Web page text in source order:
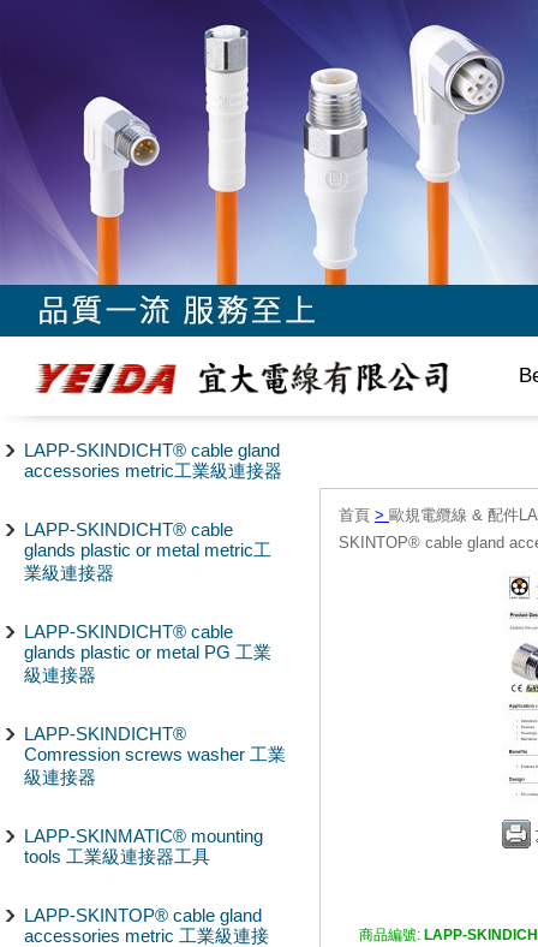
LAPP-SKINDICHT® cable gland
accessories metric工業級連接器
LAPP-SKINDICHT® cable
glands plastic or metal metric工
業級連接器
LAPP-SKINDICHT® cable
glands plastic or metal PG 工業
級連接器
LAPP-SKINDICHT®
Comression screws washer 工業
級連接器
LAPP-SKINMATIC® mounting
tools 工業級連接器工具
LAPP-SKINTOP® cable gland
accessories metric 工業級連接
首頁 > 歐規電纜線 & 配件
SKINTOP® cable gland
商品編號: LAPP-